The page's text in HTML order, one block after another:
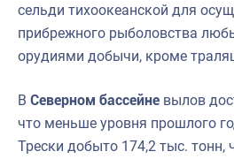
сельди тихоокеанской для
прибрежного рыболовства
орудиями добычи, кроме
В Северном бассейне вылов
что меньше уровня прошлого
Трески добыто 174,2 тыс. тонн,